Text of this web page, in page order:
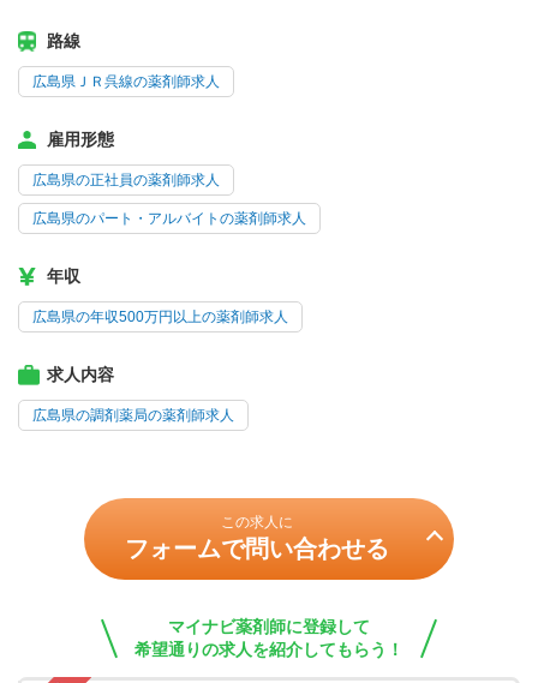
路線
広島県ＪＲ呉線の薬剤師求人
雇用形態
広島県の正社員の薬剤師求人
広島県のパート・アルバイトの薬剤師求人
年収
広島県の年収500万円以上の薬剤師求人
求人内容
広島県の調剤薬局の薬剤師求人
この求人に
フォームで問い合わせる
マイナビ薬剤師に登録して
希望通りの求人を紹介してもらう！